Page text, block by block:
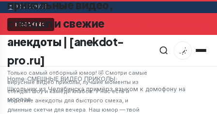
08.08.2026
BREAKINGМужчина в супермаркете заметил привлекательную
прикольные видео,
стендап и свежие
анекдоты | [anekdot-
pro.ru]
Только самый отборный юмор! 🤣 Смотри самые
вирусные видео приколы, лучшие моменты из
стендап шоу и камеди клабов. У нас есть и
короткие анекдоты для быстрого смеха, и
длинные скетчи для вечера. Наш юмор — твой
Home›СМЕШНЫЕ ВИДЕО ПРИКОЛЫ›
Школьник из Челябинска примёрз языком к домофону на
морозе